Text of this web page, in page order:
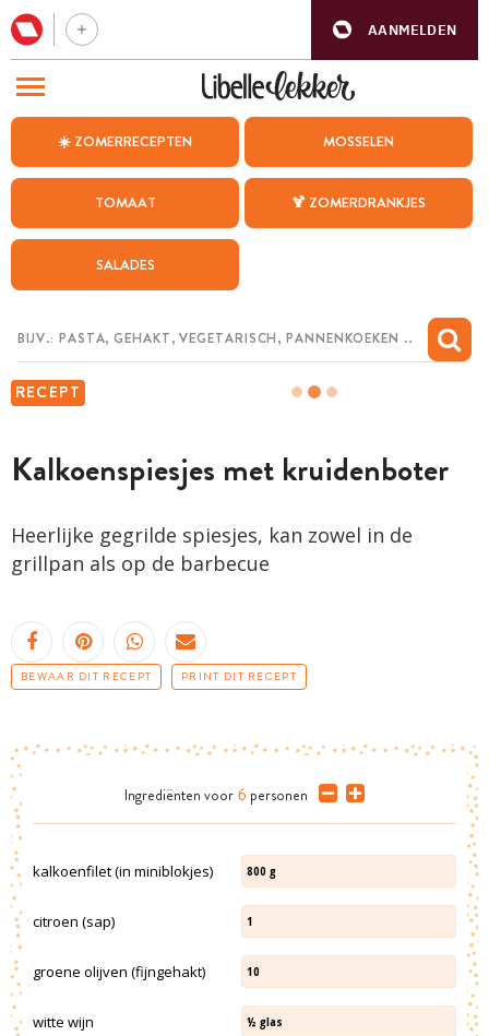
AANMELDEN
☀️ ZOMERRECEPTEN MOSSELEN
TOMAAT 🍹 ZOMERDRANKJES
SALADES
RECEPT
Kalkoenspiesjes met kruidenboter
Heerlijke gegrilde spiesjes, kan zowel in de
grillpan als op de barbecue
BEWAAR DIT RECEPT PRINT DIT RECEPT
Ingrediënten voor 6 personen
kalkoenfilet (in miniblokjes) 800 g
citroen (sap) 1
groene olijven (fijngehakt) 10
witte wijn ½ glas
BEZOEK ONZE ANDERE WEBSITES
WEEKMENU
CHAT MET MAIA
MIJN BEWAARDE RECEPTEN